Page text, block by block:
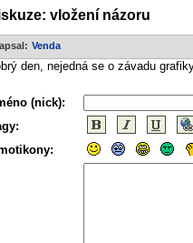
vložení názoru
Venda
den, nejedná se o závadu
(nick):